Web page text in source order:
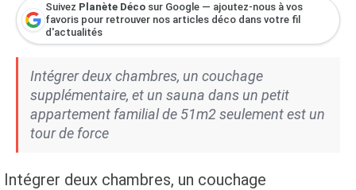
Suivez Planète Déco sur Google — ajoutez-nous à vos
favoris pour retrouver nos articles déco dans votre fil
d'actualités
Intégrer deux chambres, un couchage
supplémentaire, et un sauna dans un petit
appartement familial de 51m2 seulement est un
tour de force
Intégrer deux chambres, un couchage